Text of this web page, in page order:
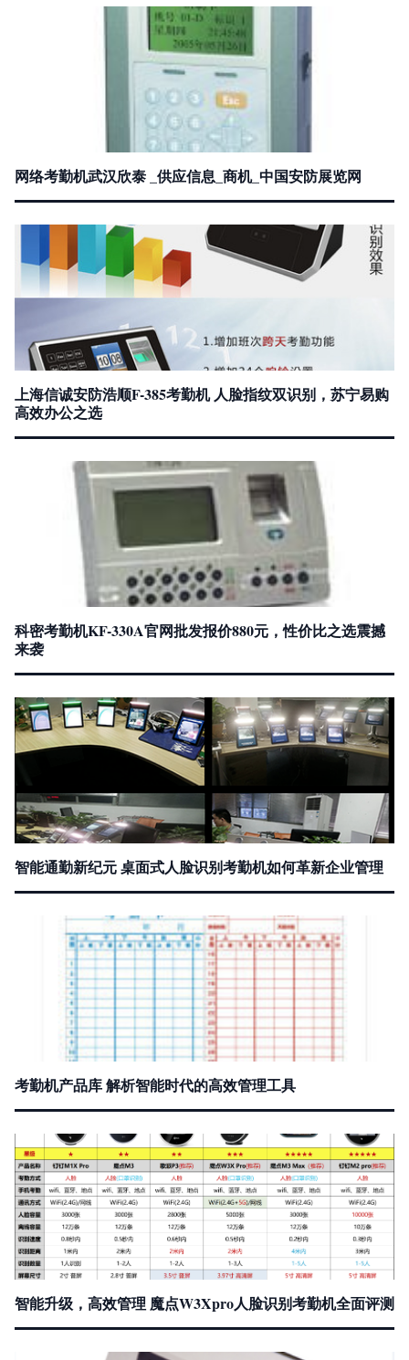
网络考勤机武汉欣泰 _供应信息_商机_中国安防展览网
上海信诚安防浩顺F-385考勤机 人脸指纹双识别，苏宁易购
高效办公之选
科密考勤机KF-330A官网批发报价880元，性价比之选震撼
来袭
智能通勤新纪元 桌面式人脸识别考勤机如何革新企业管理
考勤机产品库 解析智能时代的高效管理工具
智能升级，高效管理 魔点W3Xpro人脸识别考勤机全面评测